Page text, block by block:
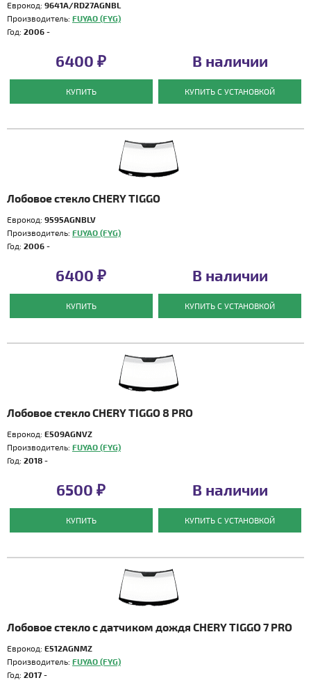
Еврокод: 9641A/RD27AGNBL
Производитель: FUYAO (FYG)
Год: 2006 -
6400 ₽
КУПИТЬ
В наличии
КУПИТЬ С УСТАНОВКОЙ
Лобовое стекло CHERY TIGGO
Еврокод: 9595AGNBLV
Производитель: FUYAO (FYG)
Год: 2006 -
6400 ₽
КУПИТЬ
В наличии
КУПИТЬ С УСТАНОВКОЙ
Лобовое стекло CHERY TIGGO 8 PRO
Еврокод: E509AGNVZ
Производитель: FUYAO (FYG)
Год: 2018 -
6500 ₽
КУПИТЬ
В наличии
КУПИТЬ С УСТАНОВКОЙ
Лобовое стекло с датчиком дождя CHERY TIGGO 7 PRO
Еврокод: E512AGNMZ
Производитель: FUYAO (FYG)
Год: 2017 -